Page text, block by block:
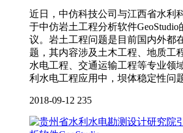
近日，中仿科技公司与江西省水利
于中仿岩土工程分析软件
议。岩土工程问题是目前国内外都
题，其内容涉及土木工程、地质工
水电工程、交通运输工程等专业领
利水电工程应用中，坝体稳定性问
2018-09-12 235